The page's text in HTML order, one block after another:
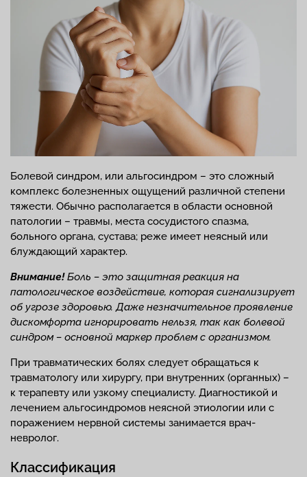
Болевой синдром, или альгосиндром – это сложный
комплекс болезненных ощущений различной степени
тяжести. Обычно располагается в области основной
патологии – травмы, места сосудистого спазма,
больного органа, сустава; реже имеет неясный или
блуждающий характер.
Внимание! Боль – это защитная реакция на
патологическое воздействие, которая сигнализирует
об угрозе здоровью. Даже незначительное проявление
дискомфорта игнорировать нельзя, так как болевой
синдром – основной маркер проблем с организмом.
При травматических болях следует обращаться к
травматологу или хирургу, при внутренних (органных) –
к терапевту или узкому специалисту. Диагностикой и
лечением альгосиндромов неясной этиологии или с
поражением нервной системы занимается врач-
невролог.
Классификация